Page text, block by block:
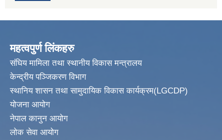
महत्वपुर्ण लिंकहरु
संघिय मामिला तथा स्थानीय विकास मन्त्रालय
केन्द्रीय पञ्जिकरण विभाग
स्थानिय शासन तथा सामुदायिक विकास कार्यक्रम(LGCDP)
योजना आयोग
नेपाल कानुन आयोग
लोक सेवा आयोग